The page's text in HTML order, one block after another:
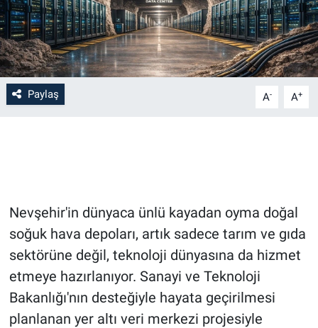
Paylaş A- A+
Nevşehir'in dünyaca ünlü kayadan oyma doğal
soğuk hava depoları, artık sadece tarım ve gıda
sektörüne değil, teknoloji dünyasına da hizmet
etmeye hazırlanıyor. Sanayi ve Teknoloji
Bakanlığı'nın desteğiyle hayata geçirilmesi
planlanan yer altı veri merkezi projesiyle
Kültür
3.Sayfa
Medya
Kayseri
Niğde
Aksaray